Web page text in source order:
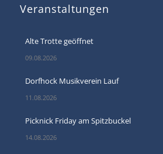
Veranstaltungen
Alte Trotte geöffnet
09.08.2026
Dorfhock Musikverein Lauf
11.08.2026
Picknick Friday am Spitzbuckel
14.08.2026